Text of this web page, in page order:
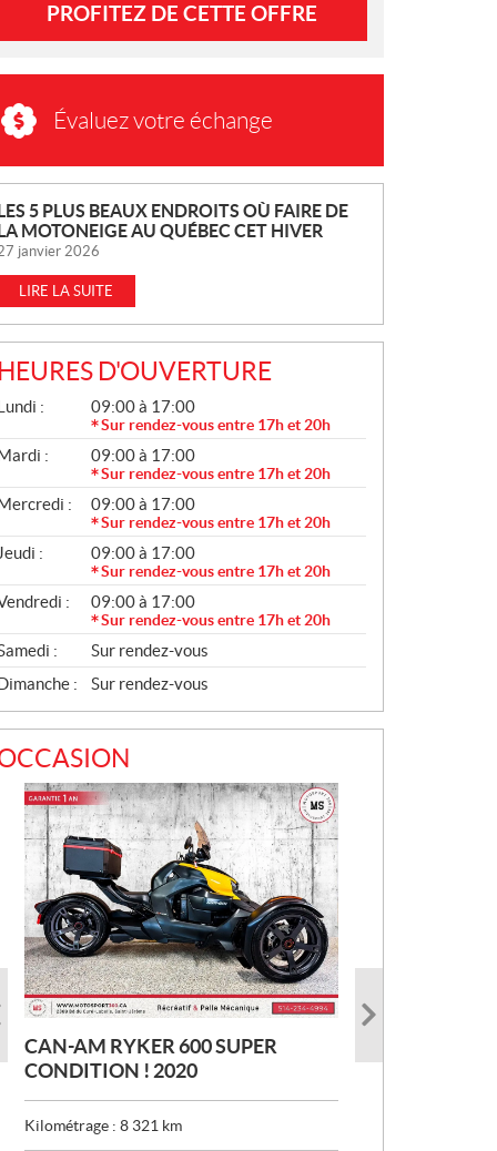
PROFITEZ DE CETTE OFFRE
Évaluez votre échange
L
E
5 PLUS BEAUX ENDROITS OÙ FAIRE DE
MOTONEIGE AU QUÉBEC CET HIVER
janvier 2026
LIRE LA SUITE
HEURES D'OUVERTURE
: 09:00 à 17:00
Sur rendez-vous entre 17h et 20h
: 09:00 à 17:00
Sur rendez-vous entre 17h et 20h
: 09:00 à 17:00
Sur rendez-vous entre 17h et 20h
Jeudi : 09:00 à 17:00
Sur rendez-vous entre 17h et 20h
: 09:00 à 17:00
Sur rendez-vous entre 17h et 20h
:
Sur rendez-vous
:
Sur rendez-vous
CAN-AM RYKER 600 SUPER
CONDITION ! 2020
Kilométrage : 8 321 km
HARLEY-DAVIDSON SOFTAIL
BREAKOUT SUPER PEINTURE !
TRÈS BAS MILAGE ! 2017
YAMAHA ROYAL STAR VENTURE
TRIKE UNIQUE !!! TRÈS RARE !
2011